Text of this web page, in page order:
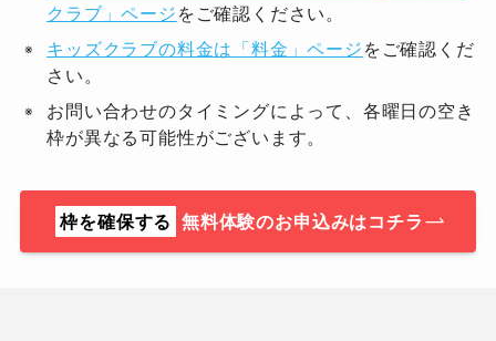
クラブ」ページ をご確認ください。
キッズクラブの料金は「料金」ページ をご確認くだ
さい。
お問い合わせのタイミングによって、各曜日の空き
枠が異なる可能性がございます。
枠を確保する 無料体験のお申込みはコチラ